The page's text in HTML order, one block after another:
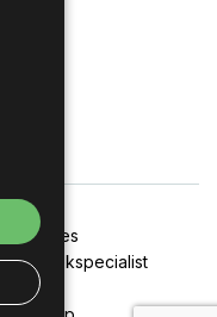
Cookies
btw